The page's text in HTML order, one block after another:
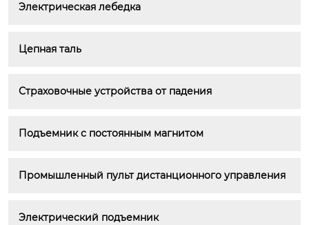
Электрическая лебедка
Цепная таль
Страховочные устройства от падения
Подъемник с постоянным магнитом
Промышленный пульт дистанционного управления
Электрический подъемник